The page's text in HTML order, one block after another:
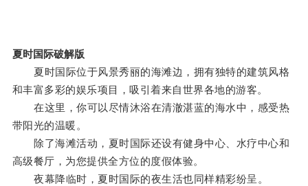
夏时国际破解版
夏时国际位于风景秀丽的海滩边，拥有独特的建筑风格
和丰富多彩的娱乐项目，吸引着来自世界各地的游客。
在这里，你可以尽情沐浴在清澈湛蓝的海水中，感受热
带阳光的温暖。
除了海滩活动，夏时国际还设有健身中心、水疗中心和
高级餐厅，为您提供全方位的度假体验。
夜幕降临时，夏时国际的夜生活也同样精彩纷呈。